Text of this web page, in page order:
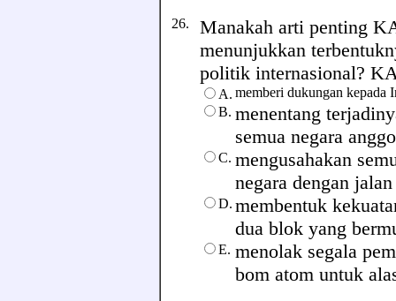
26. Manakah arti penting
menunjukkan
politik internasional?
A. memberi dukungan kepada
B. menentang
semua negara
C. mengusahakan
negara dengan
D. membentuk
dua blok yang
E. menolak segala
bom atom untuk